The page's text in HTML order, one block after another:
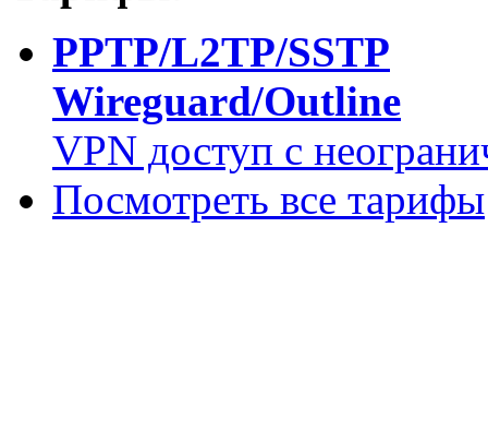
PPTP/L2TP/SSTP
Wireguard/Outline
VPN доступ с
Посмотреть все тарифы